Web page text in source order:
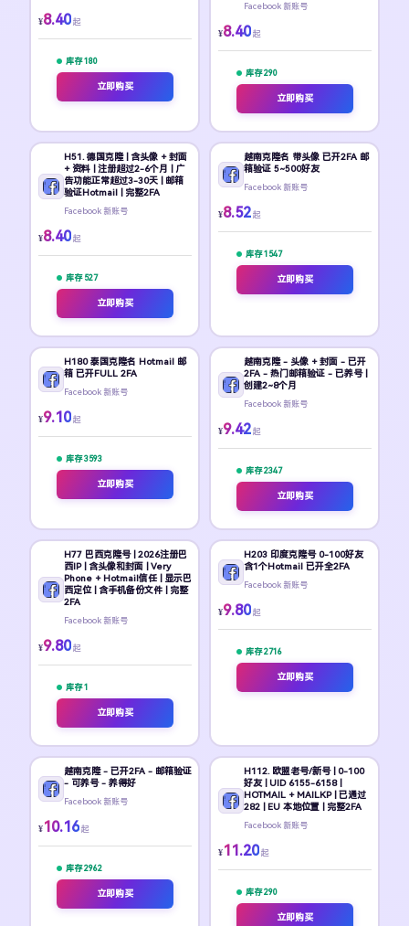
¥8.40 起
库存 180
立即购买
Facebook 新账号
¥8.40 起
库存 290
立即购买
H51. 德国克隆 | 含头像 + 封面
+ 资料 | 注册超过2-6个月 | 广
告功能正常超过3-30天 | 邮箱
验证Hotmail | 完整2FA
Facebook 新账号
¥8.40 起
库存 527
立即购买
越南克隆名 带头像 已开2FA 邮
箱验证 5~500好友
Facebook 新账号
¥8.52 起
库存 1547
立即购买
H180 泰国克隆名 Hotmail 邮
箱 已开FULL 2FA
Facebook 新账号
¥9.10 起
库存 3593
立即购买
越南克隆 - 头像 + 封面 - 已开
2FA - 热门邮箱验证 - 已养号 |
创建2~8个月
Facebook 新账号
¥9.42 起
库存 2347
立即购买
H77 巴西克隆号 | 2026注册巴
西IP | 含头像和封面 | Very
Phone + Hotmail信任 | 显示巴
西定位 | 含手机备份文件 | 完整
2FA
Facebook 新账号
¥9.80 起
库存 1
立即购买
H203 印度克隆号 0-100好友
含1个Hotmail 已开全2FA
Facebook 新账号
¥9.80 起
库存 2716
立即购买
越南克隆 - 已开2FA - 邮箱验证
- 可养号 - 养得好
Facebook 新账号
¥10.16 起
库存 2962
立即购买
H112. 欧盟老号/新号 | 0-100
好友 | UID 6155-6158 |
HOTMAIL + MAILKP | 已通过
282 | EU 本地位置 | 完整2FA
Facebook 新账号
¥11.20 起
库存 290
立即购买